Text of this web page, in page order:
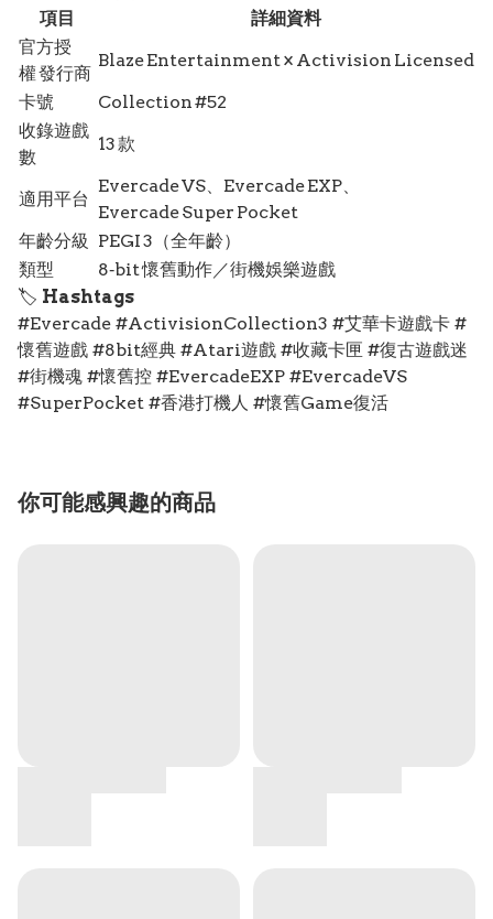
項目
詳細資料
官方授
權 發行商
Blaze Entertainment × Activision Licensed
卡號
Collection #52
收錄遊戲
數
13 款
適用平台
Evercade VS、Evercade EXP、
Evercade Super Pocket
年齡分級 PEGI 3（全年齡）
類型
8‑bit 懷舊動作／街機娛樂遊戲
🏷️ Hashtags
#Evercade #ActivisionCollection3 #艾華卡遊戲卡 #
懷舊遊戲 #8bit經典 #Atari遊戲 #收藏卡匣 #復古遊戲迷
#街機魂 #懷舊控 #EvercadeEXP #EvercadeVS
#SuperPocket #香港打機人 #懷舊Game復活
你可能感興趣的商品